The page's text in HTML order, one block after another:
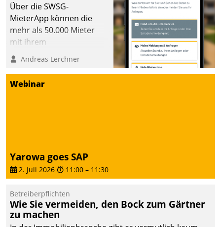
Über die SWSG-
MieterApp können die
mehr als 50.000 Mieter
mit ihrem
Wohnungsunternehmen
kommunizieren, auf dem
Laufenden bleiben, Daten
einsehen und ändern
Andreas Lerchner
Webinar
Yarowa goes SAP
2. Juli 2026 11:00 – 11:30
Betreiberpflichten
Wie Sie vermeiden, den Bock zum Gärtner
zu machen